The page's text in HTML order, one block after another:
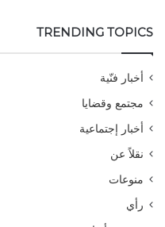
TRENDING TOPICS
أخبار فنّية
مجتمع وقضايا
أخبار إجتماعية
نقلاً عن
منوعات
رأي